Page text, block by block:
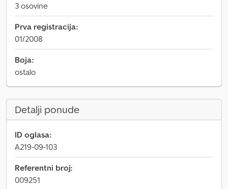
3 osovine
Prva registracija:
01/2008
Boja:
ostalo
Detalji ponude
ID oglasa:
A219-09-103
Referentni broj:
009251